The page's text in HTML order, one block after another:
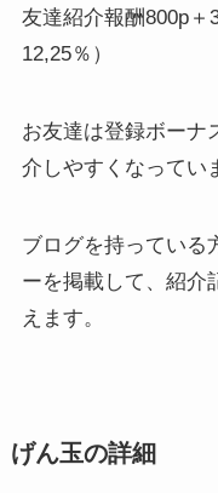
友達紹介報酬800p＋
12,25％）
お友達は登録ボーナ
介しやすくなってい
ブログを持っている
ーを掲載して、紹介
えます。
げん玉の詳細